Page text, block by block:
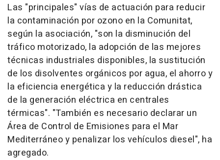
Las "principales" vías de actuación para reducir
la contaminación por ozono en la Comunitat,
según la asociación, "son la disminución del
tráfico motorizado, la adopción de las mejores
técnicas industriales disponibles, la sustitución
de los disolventes orgánicos por agua, el ahorro y
la eficiencia energética y la reducción drástica
de la generación eléctrica en centrales
térmicas". "También es necesario declarar un
Área de Control de Emisiones para el Mar
Mediterráneo y penalizar los vehículos diesel", ha
agregado.